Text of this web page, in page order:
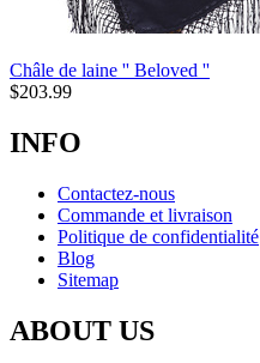
Châle de laine '' Beloved ''
$203.99
INFO
Contactez-nous
Commande et livraison
Politique de confidentialité
Blog
Sitemap
ABOUT US